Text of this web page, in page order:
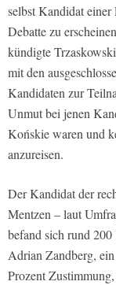
selbst Kandidat
Debatte zu
kündigte
mit den
Kandidaten zur
Unmut bei jenen
Końskie waren und
anzureisen.
Der Kandidat der
Mentzen – laut
befand sich rund
Adrian Zandberg,
Prozent